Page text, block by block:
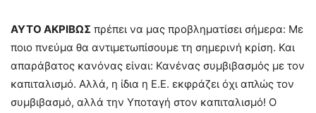
ΑΥΤΟ ΑΚΡΙΒΩΣ πρέπει να μας προβληματίσει σήμερα: Με
ποιο πνεύμα θα αντιμετωπίσουμε τη σημερινή κρίση. Και
απαράβατος κανόνας είναι: Κανένας συμβιβασμός με τον
καπιταλισμό. Αλλά, η ίδια η Ε.Ε. εκφράζει όχι απλώς τον
συμβιβασμό, αλλά την Υποταγή στον καπιταλισμό! Ο